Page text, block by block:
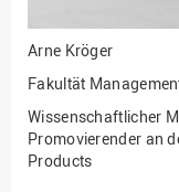
Forschung,
Drittmittel
Gebäude und
Gesellschaftliches
Engagement
Gleichstellungsbüro
Arne Kröger
Fakultät
Wissenschaftlicher
Promovierender an
Products